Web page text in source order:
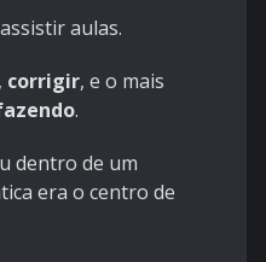
aulas.
, corrigir, e o mais
.
dentro de um
era o centro de